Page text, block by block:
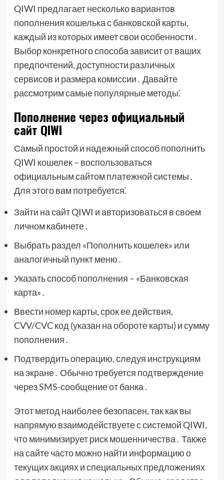
QIWI предлагает несколько вариантов
пополнения кошелька с банковской карты,
каждый из которых имеет свои особенности․
Выбор конкретного способа зависит от ваших
предпочтений, доступности различных
сервисов и размера комиссии․ Давайте
рассмотрим самые популярные методы⁚
Пополнение через официальный
сайт QIWI
Самый простой и надежный способ пополнить
QIWI кошелек – воспользоваться
официальным сайтом платежной системы․
Для этого вам потребуется⁚
Зайти на сайт QIWI и авторизоваться в своем
личном кабинете․
Выбрать раздел «Пополнить кошелек» или
аналогичный пункт меню․
Указать способ пополнения – «Банковская
карта»․
Ввести номер карты, срок ее действия,
CVV/CVC код (указан на обороте карты) и сумму
пополнения․
Подтвердить операцию, следуя инструкциям
на экране․ Обычно требуется подтверждение
через SMS-сообщение от банка․
Этот метод наиболее безопасен, так как вы
напрямую взаимодействуете с системой QIWI,
что минимизирует риск мошенничества․ Также
на сайте часто можно найти информацию о
текущих акциях и специальных предложениях